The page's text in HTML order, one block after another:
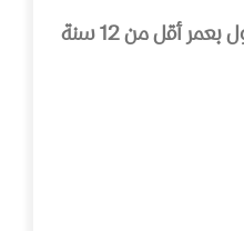
يجب على الضيوف تقديم نسخة من شهادة ميلاد الأطفال عند تسجيل الوصول في حالة وجود أطفال برفقتهم، وتعتبر سياسة الأطفال بالنسبة للطفل الأول بعمر أقل من 12 سنة